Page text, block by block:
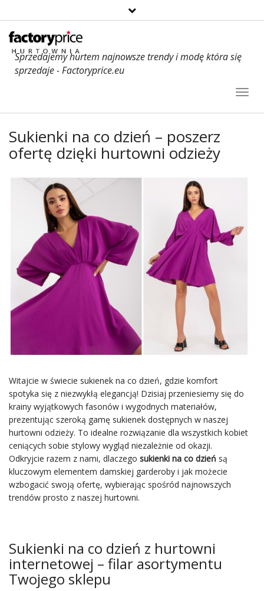
Sprzedajemy hurtem najnowsze trendy i modę która się
sprzedaje - Factoryprice.eu
Sukienki na co dzień – poszerz
ofertę dzięki hurtowni odzieży
Witajcie w świecie sukienek na co dzień, gdzie komfort
spotyka się z niezwykłą elegancją! Dzisiaj przeniesiemy się do
krainy wyjątkowych fasonów i wygodnych materiałów,
prezentując szeroką gamę sukienek dostępnych w naszej
hurtowni odzieży. To idealne rozwiązanie dla wszystkich kobiet
ceniących sobie stylowy wygląd niezależnie od okazji.
Odkryjcie razem z nami, dlaczego sukienki na co dzień są
kluczowym elementem damskiej garderoby i jak możecie
wzbogacić swoją ofertę, wybierając spośród najnowszych
trendów prosto z naszej hurtowni.
Sukienki na co dzień z hurtowni
internetowej – filar asortymentu
Twojego sklepu